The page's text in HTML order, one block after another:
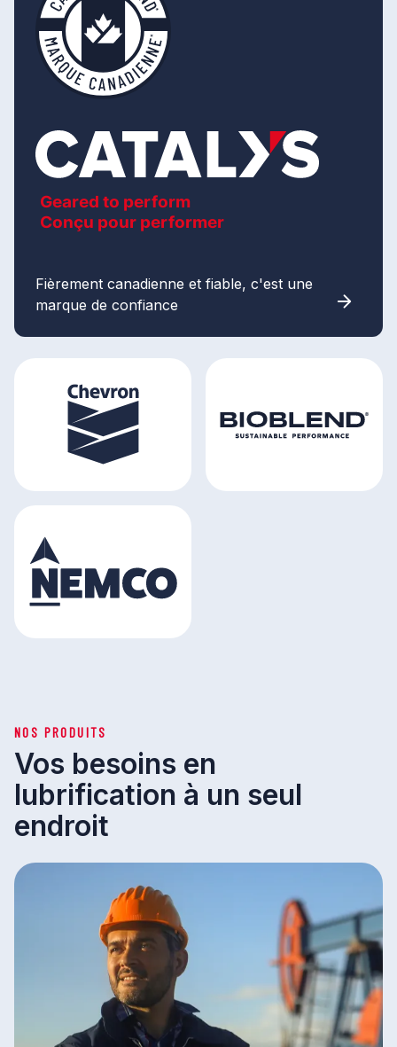
Geared to perform
Conçu pour performer
Fièrement canadienne et fiable, c'est une
marque de confiance
NOS PRODUITS
Vos besoins en
lubrification à un seul
endroit